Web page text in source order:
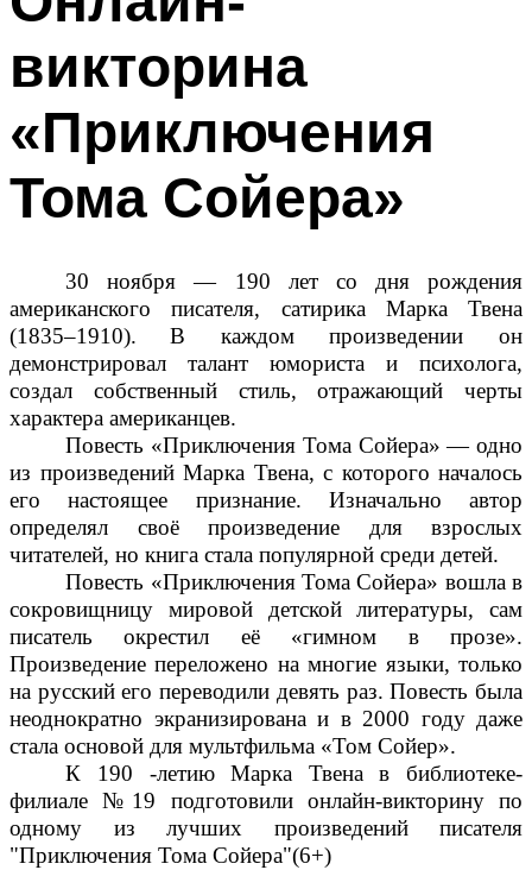
викторина
«Приключения
Тома Сойера»
30 ноября — 190 лет со дня рождения
американского писателя, сатирика Марка Твена
(1835–1910).
В каждом произведении он
демонстрировал талант юмориста и психолога,
создал собственный стиль, отражающий черты
характера американцев.
Повесть «Приключения Тома Сойера» — одно
из произведений Марка Твена, с которого началось
его настоящее признание. Изначально автор
определял своё произведение для взрослых
читателей, но книга стала популярной среди детей.
Повесть «Приключения Тома Сойера» вошла в
сокровищницу мировой детской литературы, сам
писатель окрестил её «гимном в прозе».
Произведение переложено на многие языки, только
на русский его переводили девять раз. Повесть была
неоднократно экранизирована и в 2000 году даже
стала основой для мультфильма «Том Сойер».
К 190 -летию Марка Твена в библиотеке-
филиале №19 подготовили онлайн-викторину по
одному из лучших произведений писателя
"Приключения Тома Сойера"(6+)